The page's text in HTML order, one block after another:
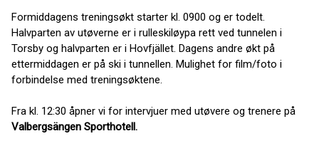
Formiddagens treningsøkt starter kl. 0900 og er todelt.
Halvparten av utøverne er i rulleskiløypa rett ved tunnelen i
Torsby og halvparten er i Hovfjället. Dagens andre økt på
ettermiddagen er på ski i tunnellen. Mulighet for film/foto i
forbindelse med treningsøktene.
Fra kl. 12:30 åpner vi for intervjuer med utøvere og trenere på
Valbergsängen Sporthotell.